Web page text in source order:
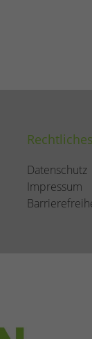
Rechtliches
Datenschutz
Impressum